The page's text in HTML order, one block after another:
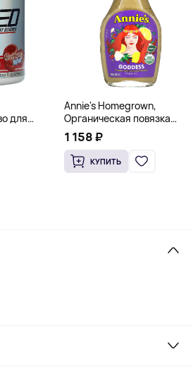
для
Annie's Homegrown,
Органическая повязка
«Богиня», 236 мл (8 жидк.
унц.)
1 158 ₽
КУПИТЬ